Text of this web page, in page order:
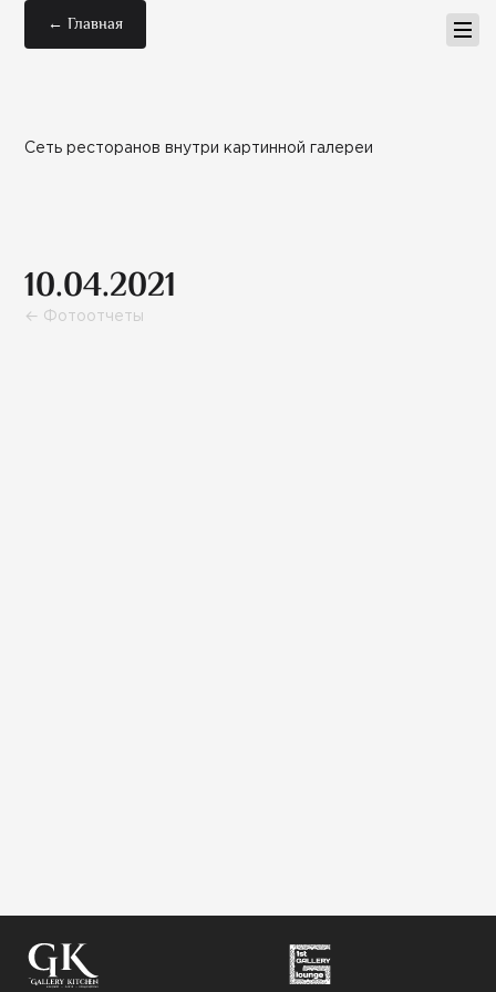
← Главная
Сеть ресторанов внутри картинной галереи
10.04.2021
← Фотоотчеты